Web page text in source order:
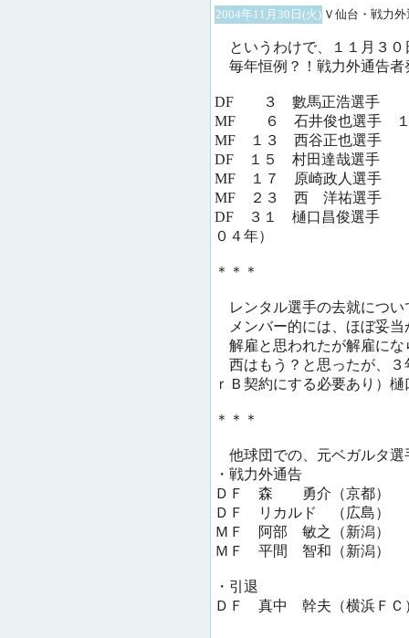
2004年11月30日(火) Ｖ仙台・戦力
というわけで、１１月３０
毎年恒例？！戦力外通告者
DF ３ 數馬正浩選手
MF ６ 石井俊也選手 １
MF １３ 西谷正也選
DF １５ 村田達哉選
MF １７ 原崎政人選
MF ２３ 西 洋祐選
DF ３１ 樋口昌俊選
０４年）
＊＊＊
レンタル選手の去就につい
メンバー的には、ほぼ妥当
解雇と思われたが解雇にな
西はもう？と思ったが、３
ｒＢ契約にする必要あり）
＊＊＊
他球団での、元ベガルタ選
・戦力外通告
ＤＦ 森 勇介（京都）
ＤＦ リカルド （広島）
ＭＦ 阿部 敏之（新潟）
ＭＦ 平間 智和（新潟）
・引退
ＤＦ 真中 幹夫（横浜ＦＣ